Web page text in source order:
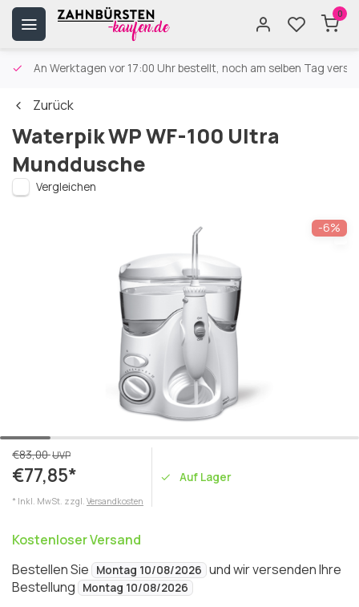
0
An Werktagen vor 17:00 Uhr bestellt, noch am selben Tag
Zurück
Waterpik WP WF-100 Ultra
Munddusche
Vergleichen
-6%
€83,00UVP
€77,85*
* Inkl. MwSt. zzgl. Versandkosten
Auf Lager
Kostenloser Versand
Bestellen Sie
Montag 10/08/2026 und wir versenden Ihre
Bestellung
Montag 10/08/2026